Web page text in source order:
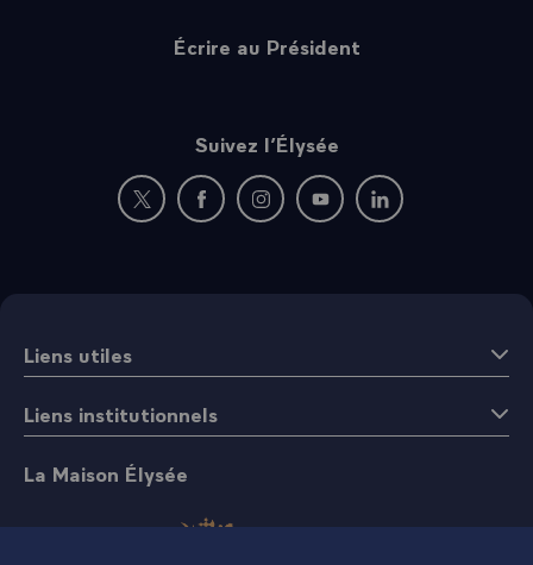
Écrire au Président
Suivez l’Élysée
Nouvelle fenêtre : rejoignez-nous sur Twitter
Nouvelle fenêtre : rejoignez-nous sur
Nouvelle fenêtre : rejoignez-nous
Nouvelle fenêtre :
Nouvelle fenêtre :
Liens utiles
Liens institutionnels
La Maison Élysée